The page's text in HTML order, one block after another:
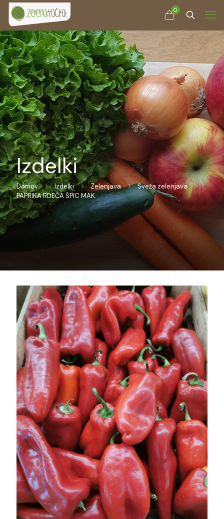
0
Izdelki
Domov Izdelki Zelenjava
Sveža zelenjava
PAPRIKA RDEČA ŠPIC MAK.